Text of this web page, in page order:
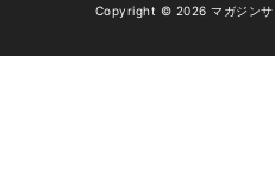
Copyright © 2026 マガジン